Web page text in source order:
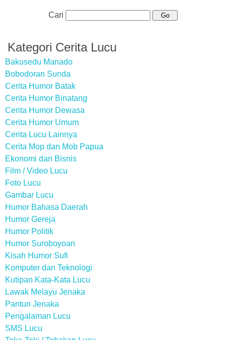
Cari
Kategori Cerita Lucu
Bakusedu Manado
Bobodoran Sunda
Cerita Humor Batak
Cerita Humor Binatang
Cerita Humor Dewasa
Cerita Humor Umum
Cerita Lucu Lainnya
Cerita Mop dan Mob Papua
Ekonomi dan Bisnis
Film / Video Lucu
Foto Lucu
Gambar Lucu
Humor Bahasa Daerah
Humor Gereja
Humor Politik
Humor Suroboyoan
Kisah Humor Sufi
Komputer dan Teknologi
Kutipan Kata-Kata Lucu
Lawak Melayu Jenaka
Pantun Jenaka
Pengalaman Lucu
SMS Lucu